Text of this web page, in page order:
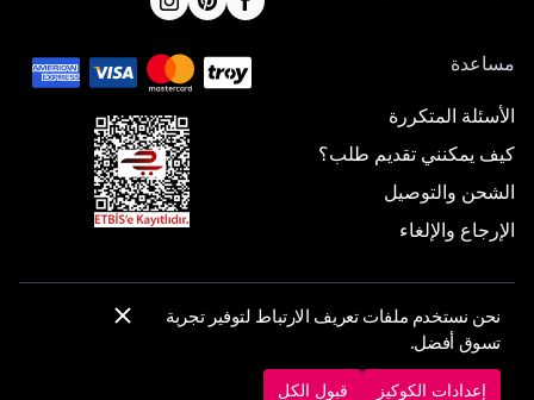
مساعدة
الأسئلة المتكررة
كيف يمكنني تقديم طلب؟
الشحن والتوصيل
الإرجاع والإلغاء
إعدادات الكوكيز
نحن نستخدم ملفات تعريف الارتباط لتوفير تجربة
تسوق أفضل.
إعدادات الكوكيز قبول الكل